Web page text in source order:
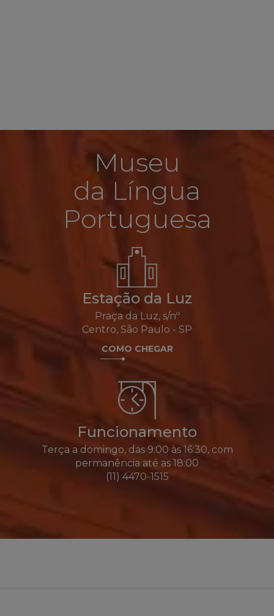
Museu
da Língua
Portuguesa
Estação da Luz
Praça da Luz, s/nº
Centro, São Paulo - SP
COMO CHEGAR
Funcionamento
Terça a domingo, das 9:00 às 16:30, com
permanência até as 18:00
(11) 4470-1515